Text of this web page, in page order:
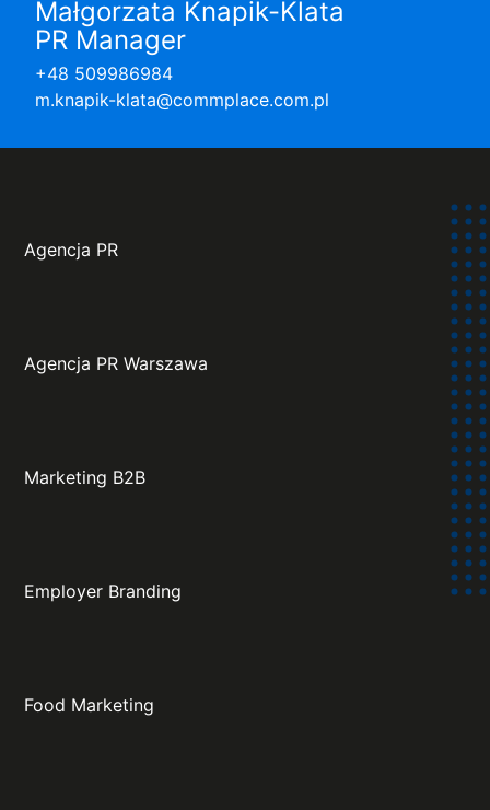
Małgorzata Knapik-Klata
PR Manager
+48 509986984
m.knapik-klata@commplace.com.pl
Agencja PR
Agencja PR Warszawa
Marketing B2B
Employer Branding
Food Marketing